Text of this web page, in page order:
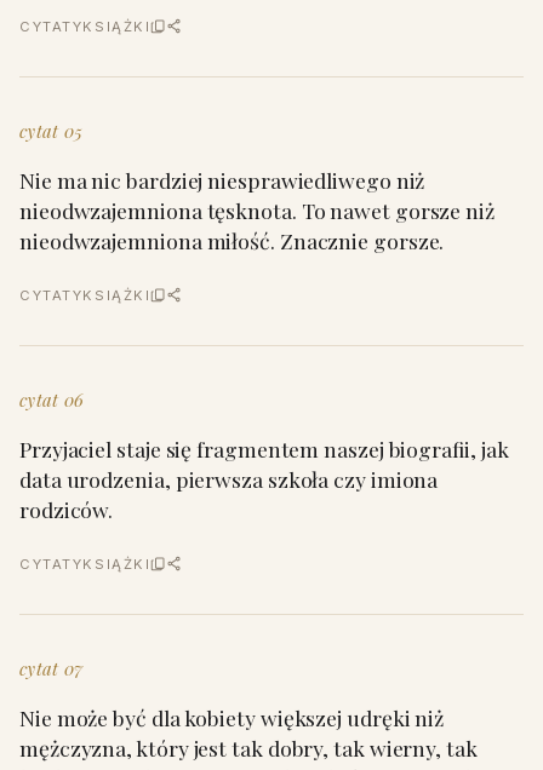
CYTATYKSIĄŻKI
cytat 05
Nie ma nic bardziej niesprawiedliwego niż
nieodwzajemniona tęsknota. To nawet gorsze niż
nieodwzajemniona miłość. Znacznie gorsze.
CYTATYKSIĄŻKI
cytat 06
Przyjaciel staje się fragmentem naszej biografii, jak
data urodzenia, pierwsza szkoła czy imiona
rodziców.
CYTATYKSIĄŻKI
cytat 07
Nie może być dla kobiety większej udręki niż
mężczyzna, który jest tak dobry, tak wierny, tak